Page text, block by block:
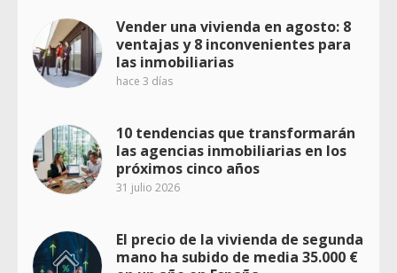
Vender una vivienda en agosto: 8
ventajas y 8 inconvenientes para
las inmobiliarias
hace 3 días
10 tendencias que transformarán
las agencias inmobiliarias en los
próximos cinco años
31 julio 2026
El precio de la vivienda de segunda
mano ha subido de media 35.000 €